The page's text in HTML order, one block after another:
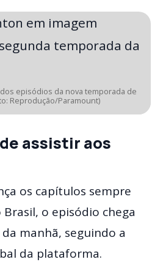
episódios da nova temporada de
Reprodução/Paramount)
assistir aos
os capítulos sempre
o episódio chega
manhã, seguindo a
da plataforma.